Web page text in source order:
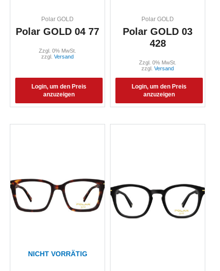
Polar GOLD
Polar GOLD 04 77
Login, um den Preis
anzuzeigen
Zzgl. 0% MwSt.
zzgl. Versand
Polar GOLD
Polar GOLD 03
428
Login, um den Preis
anzuzeigen
Zzgl. 0% MwSt.
zzgl. Versand
NICHT VORRÄTIG